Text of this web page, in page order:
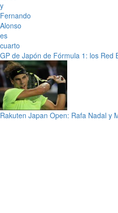
GP de Japón de Fórmula 1: los Red
Rakuten Japan Open: Rafa Nadal y